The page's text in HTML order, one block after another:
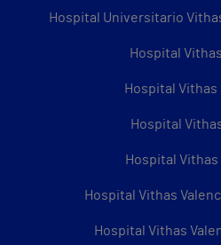
Hospital Universitario
Hospital
Hospital Vithas
Hospital
Hospital
Hospital Vithas
Hospital Vithas